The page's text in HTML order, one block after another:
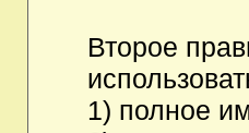
Второе
1) полное